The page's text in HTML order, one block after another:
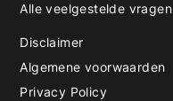
Alle veelgestelde vragen
Disclaimer
Algemene voorwaarden
Privacy Policy